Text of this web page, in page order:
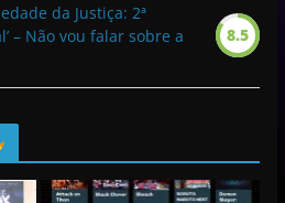
da Justiça: 2ª
– Não vou falar sobre a
8.5